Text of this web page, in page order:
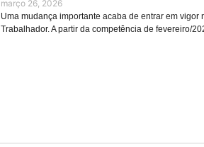
março 26, 2026
Uma mudança importante acaba de entrar em vigor
Trabalhador. A partir da competência de fevereiro/